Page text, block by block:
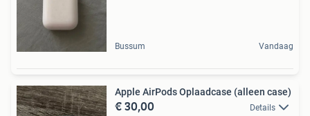
Bussum Vandaag
Apple AirPods Oplaadcase (alleen case)
€ 30,00 Details